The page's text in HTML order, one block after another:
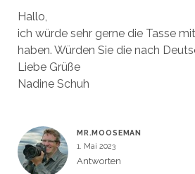
Hallo,
ich würde sehr gerne die Tasse
haben. Würden Sie die nach
Liebe Grüße
Nadine Schuh
MR.MOOSEMAN
1. Mai 2023
Antworten